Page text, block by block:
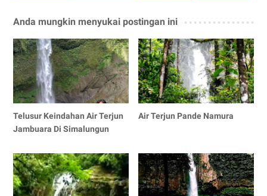
Anda mungkin menyukai postingan ini
Telusur Keindahan Air Terjun
Jambuara Di Simalungun
Air Terjun Pande Namura